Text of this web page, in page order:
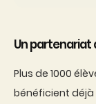
Un partenariat
Plus de 1000
bénéficient